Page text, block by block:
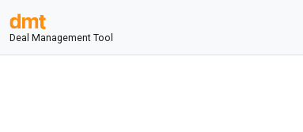
Deal Management Tool